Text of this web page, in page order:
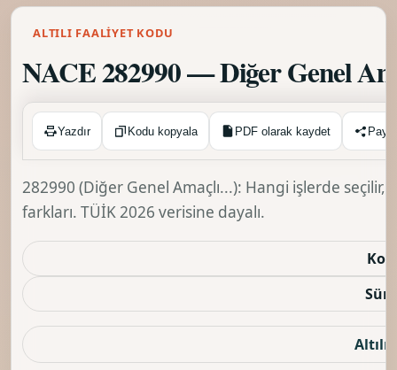
ALTILI FAALIYET KODU
NACE 282990 — Diğer Genel
Yazdır Kodu kopyala PDF olarak kaydet
Kopyalandı ✓
282990 (Diğer Genel Amaçlı...): Hangi işlerde
farkları. TÜİK 2026 verisine dayalı.
Altılı